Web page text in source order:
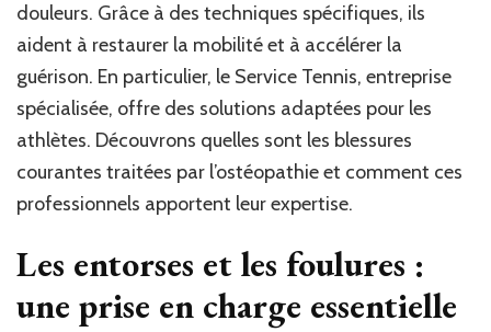
à
Lyon
douleurs. Grâce à des techniques spécifiques, ils
aident à restaurer la mobilité et à accélérer la
guérison. En particulier, le Service Tennis, entreprise
spécialisée, offre des solutions adaptées pour les
athlètes. Découvrons quelles sont les blessures
courantes traitées par l’ostéopathie et comment ces
professionnels apportent leur expertise.
Les entorses et les foulures :
une prise en charge essentielle